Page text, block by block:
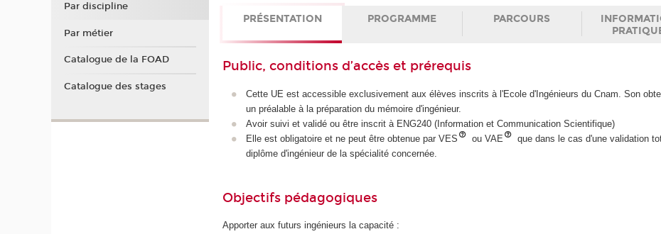
PRÉSENTATION PROGRAMME PARCOURS
Public, conditions d’accès et prérequis
Cette UE est accessible exclusivement aux élèves inscrits à l'Ecole d'Ingénieurs du Cnam. Son
un préalable à la préparation du mémoire d'ingénieur.
Avoir suivi et validé ou être inscrit à ENG240 (Information et Communication Scientifique)
Elle est obligatoire et ne peut être obtenue par VES
ou VAE
que dans le cas d'une validation
diplôme d'ingénieur de la spécialité concernée.
Objectifs pédagogiques
Apporter aux futurs ingénieurs la capacité :
Par discipline
Par métier
Catalogue de la FOAD
Catalogue des stages